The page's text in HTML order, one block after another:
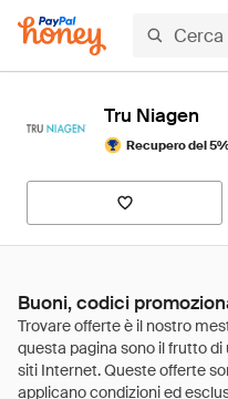
Tru Niagen
Recupero del
Buoni, codici